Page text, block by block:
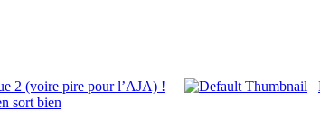
2 (voire pire pour l’AJA) !
sort bien